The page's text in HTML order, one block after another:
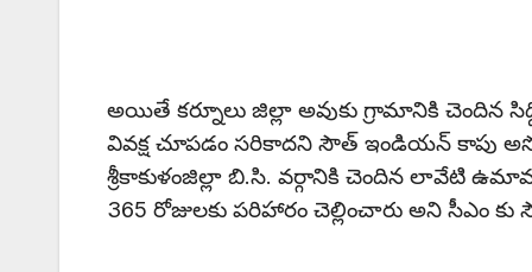
అయితే కర్నూలు జిల్లా అవుకు గ్రామానికి చెందిన
వివక్ష చూపడం సరికాదని సౌత్ ఇండియన్ కాపు
శ్రీకాకుళంజిల్లా బి.సి. వర్గానికి చెందిన లావేటి
365 రోజులకు పరిహారం చెల్లించారు అని సీఎం